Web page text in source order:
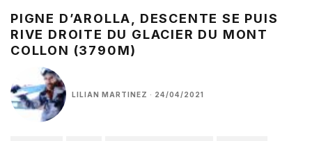
PIGNE D’AROLLA, DESCENTE SE PUIS
RIVE DROITE DU GLACIER DU MONT
COLLON (3790M)
LILIAN MARTINEZ · 24/04/2021